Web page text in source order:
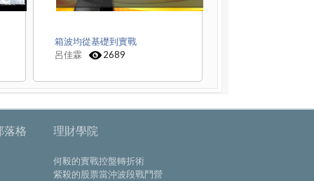
箱波均從基礎到實戰
呂佳霖
2689
落格 理財學院
何毅的實戰控盤轉折術
紫殺的股票當沖波段戰鬥營